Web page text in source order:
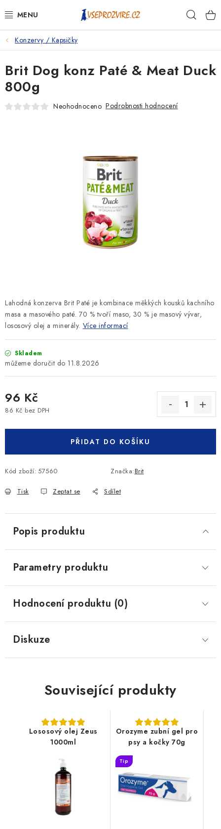
na
PSI
KOČKY
KONĚ
KRÁLÍCI/HLODAVCI/PTÁCI
Konzervy / Kapsičky
Lahodná konzerva Brit Paté je kombinace měkkých kousků kachního
masa a masového paté. 70 % tvoří maso, 30 % je masový vývar,
lososový olej a minerály. Více informací
Skladem
11.8.2026
96 Kč
86 Kč bez DPH
PŘIDAT DO KOŠÍKU
Kód zboží: 57560 Značka:Brit
Tisk Zeptat se Sdílet
Brit Dog konz Paté & Meat Duck
800g
Neohodnoceno Podrobnosti hodnocení
Popis produktu
Parametry produktu
Hodnocení produktu (0)
Diskuze
Související produkty
Lososový olej Zeus
1000ml
Orozyme zubní gel pro
psy a kočky 70g
Tip